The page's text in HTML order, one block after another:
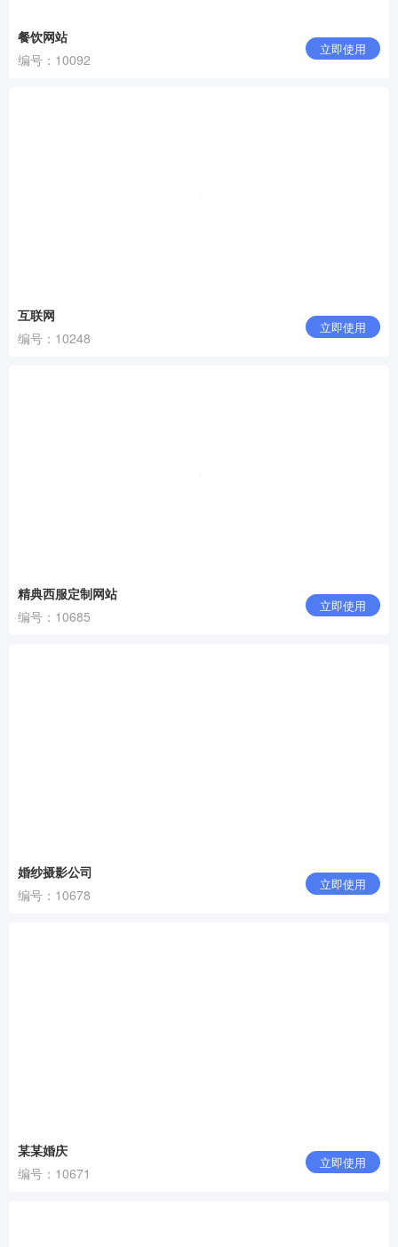
餐饮网站
编号：10092
立即使用
互联网
编号：10248
立即使用
精典西服定制网站
编号：10685
立即使用
婚纱摄影公司
编号：10678
立即使用
某某婚庆
编号：10671
立即使用